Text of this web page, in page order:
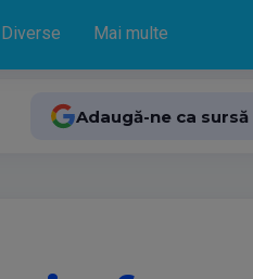
Diverse Mai multe
Adaugă-ne ca